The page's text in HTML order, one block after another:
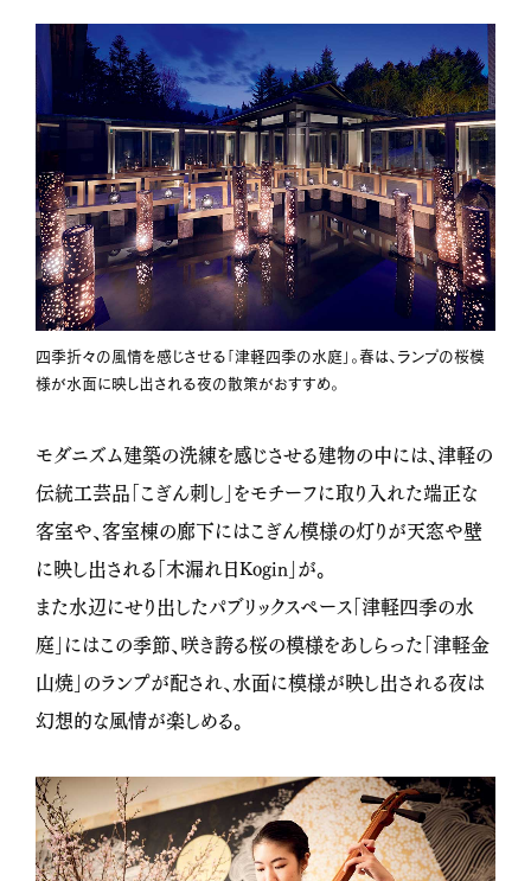
四季折々の風情を感じさせる「津軽四季の水庭」。春は、ランプの桜模
様が水面に映し出される夜の散策がおすすめ。
モダニズム建築の洗練を感じさせる建物の中には、津軽の
伝統工芸品「こぎん刺し」をモチーフに取り入れた端正な
客室や、客室棟の廊下にはこぎん模様の灯りが天窓や壁
に映し出される「木漏れ日Kogin」が。
また水辺にせり出したパブリックスペース「津軽四季の水
庭」にはこの季節、咲き誇る桜の模様をあしらった「津軽金
山焼」のランプが配され、水面に模様が映し出される夜は
幻想的な風情が楽しめる。